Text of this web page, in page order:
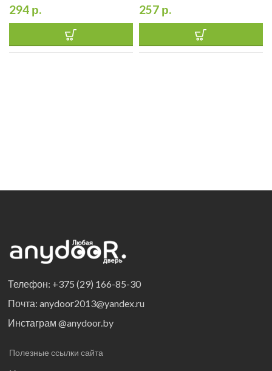
294 р. 257 р.
Телефон: +375 (29) 166-85-30
Почта: anydoor2013@yandex.ru
Инстаграм @anydoor.by
Полезные ссылки сайта